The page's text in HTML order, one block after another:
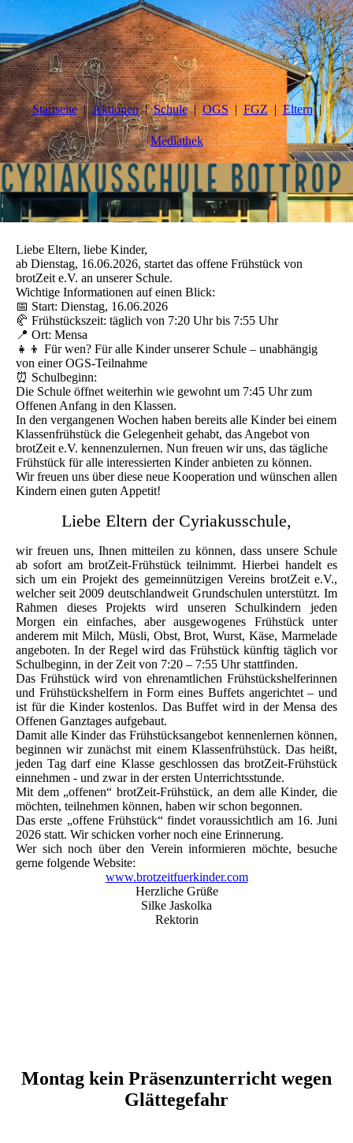
Startseite Aktionen Schule OGS FGZ Eltern
Mediathek
Liebe Eltern, liebe Kinder,
ab Dienstag, 16.06.2026, startet das offene Frühstück von
brotZeit e.V. an unserer Schule.
Wichtige Informationen auf einen Blick:
📅 Start: Dienstag, 16.06.2026
🥐 Frühstückszeit: täglich von 7:20 Uhr bis 7:55 Uhr
📍 Ort: Mensa
👧👦 Für wen? Für alle Kinder unserer Schule – unabhängig
von einer OGS-Teilnahme
⏰ Schulbeginn:
Die Schule öffnet weiterhin wie gewohnt um 7:45 Uhr zum
Offenen Anfang in den Klassen.
In den vergangenen Wochen haben bereits alle Kinder bei einem
Klassenfrühstück die Gelegenheit gehabt, das Angebot von
brotZeit e.V. kennenzulernen. Nun freuen wir uns, das tägliche
Frühstück für alle interessierten Kinder anbieten zu können.
Wir freuen uns über diese neue Kooperation und wünschen allen
Kindern einen guten Appetit!
Liebe Eltern der Cyriakusschule,
wir freuen uns, Ihnen mitteilen zu können, dass unsere Schule
ab sofort am brotZeit-Frühstück teilnimmt. Hierbei handelt es
sich um ein Projekt des gemeinnützigen Vereins brotZeit e.V.,
welcher seit 2009 deutschlandweit Grundschulen unterstützt. Im
Rahmen dieses Projekts wird unseren Schulkindern jeden
Morgen ein einfaches, aber ausgewogenes Frühstück unter
anderem mit Milch, Müsli, Obst, Brot, Wurst, Käse, Marmelade
angeboten. In der Regel wird das Frühstück künftig täglich vor
Schulbeginn, in der Zeit von 7:20 – 7:55 Uhr stattfinden.
Das Frühstück wird von ehrenamtlichen Frühstückshelferinnen
und Frühstückshelfern in Form eines Buffets angerichtet – und
ist für die Kinder kostenlos. Das Buffet wird in der Mensa des
Offenen Ganztages aufgebaut.
Damit alle Kinder das Frühstücksangebot kennenlernen können,
beginnen wir zunächst mit einem Klassenfrühstück. Das heißt,
jeden Tag darf eine Klasse geschlossen das brotZeit-Frühstück
einnehmen - und zwar in der ersten Unterrichtsstunde.
Mit dem „offenen“ brotZeit-Frühstück, an dem alle Kinder, die
möchten, teilnehmen können, haben wir schon begonnen.
Das erste „offene Frühstück“ findet voraussichtlich am 16. Juni
2026 statt. Wir schicken vorher noch eine Erinnerung.
Wer sich noch über den Verein informieren möchte, besuche
gerne folgende Website:
www.brotzeitfuerkinder.com
Herzliche Grüße
Silke Jaskolka
Rektorin
Montag kein Präsenzunterricht wegen
Glättegefahr